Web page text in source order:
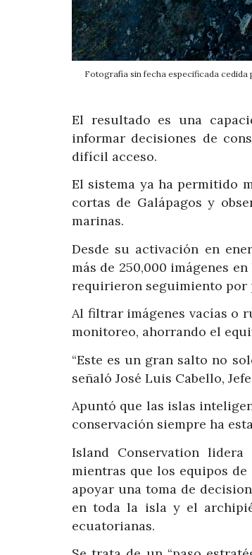
Fotografía sin fecha especificada
El resultado es una
informar decisiones de
difícil acceso.
El sistema ya ha permitido
cortas de Galápagos y
marinas.
Desde su activación en
más de 250,000 imágenes
requirieron seguimiento por
Al filtrar imágenes vacías o
monitoreo, ahorrando el
“Este es un gran salto no
señaló José Luis Cabello,
Apuntó que las islas
conservación siempre ha
Island Conservation
mientras que los equipos
apoyar una toma de
en toda la isla y el
ecuatorianas.